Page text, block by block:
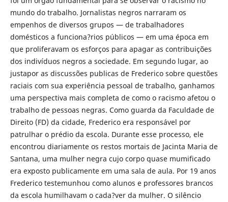
mundo do trabalho. Jornalistas negros narraram os
empenhos de diversos grupos — de trabalhadores
domésticos a funciona?rios públicos — em uma época em
que proliferavam os esforços para apagar as contribuições
dos indivíduos negros a sociedade. Em segundo lugar, ao
justapor as discussões publicas de Frederico sobre questões
raciais com sua experiência pessoal de trabalho, ganhamos
uma perspectiva mais completa de como o racismo afetou o
trabalho de pessoas negras. Como guarda da Faculdade de
Direito (FD) da cidade, Frederico era responsável por
patrulhar o prédio da escola. Durante esse processo, ele
encontrou diariamente os restos mortais de Jacinta Maria de
Santana, uma mulher negra cujo corpo quase mumificado
era exposto publicamente em uma sala de aula. Por 19 anos
Frederico testemunhou como alunos e professores brancos
da escola humilhavam o cada?ver da mulher. O silêncio